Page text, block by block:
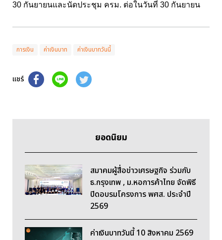
30 กันยายนและนัดประชุม ครม. ต่อในวันที่ 30 กันยายน
การเงิน ค่าเงินบาท ค่าเงินบาทวันนี้
แชร์
ยอดนิยม
สมาคมผู้สื่อข่าวเศรษฐกิจ ร่วมกับ
ธ.กรุงเทพ , ม.หอการค้าไทย จัดพิธี
ปิดอบรมโครงการ พศส. ประจำปี
2569
ค่าเงินบาทวันนี้ 10 สิงหาคม 2569